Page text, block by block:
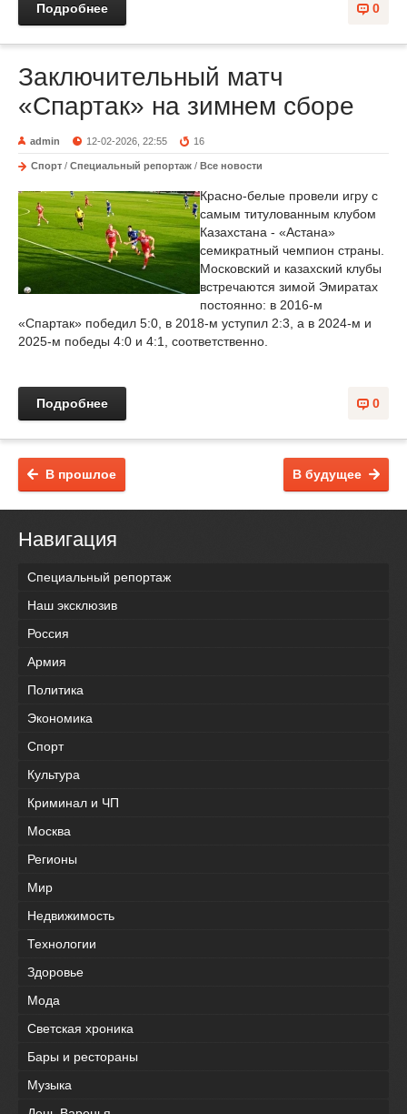
0
Подробнее
Заключительный матч
«Спартак» на зимнем сборе
admin 12-02-2026, 22:55 16
Спорт / Специальный репортаж / Все новости
Красно-белые провели игру с
самым титулованным клубом
Казахстана - «Астана»
семикратный чемпион страны.
Московский и казахский клубы
встречаются зимой Эмиратах
постоянно: в 2016-м
«Спартак» победил 5:0, в 2018-м уступил 2:3, а в 2024-м и
2025-м победы 4:0 и 4:1, соответственно.
0
Подробнее
В будущее
В прошлое
Навигация
Специальный репортаж
Наш эксклюзив
Россия
Армия
Политика
Экономика
Спорт
Культура
Криминал и ЧП
Москва
Регионы
Мир
Недвижимость
Технологии
Здоровье
Мода
Светская хроника
Бары и рестораны
Музыка